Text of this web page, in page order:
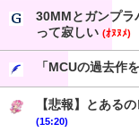
30MMとガンプラ
って寂しい (ｵﾇﾇﾒ)
「MCUの過去作
【悲報】とある
(15:20)